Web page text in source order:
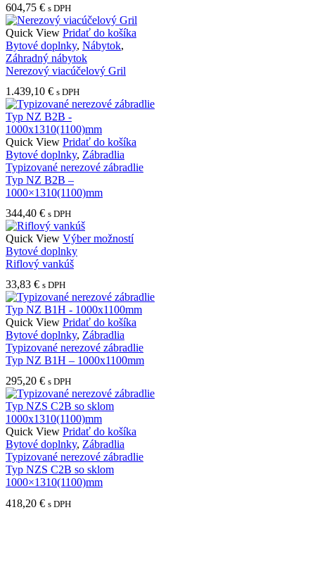
604,75 € s DPH
Quick View Pridať do košíka
Bytové doplnky, Nábytok,
Záhradný nábytok
Nerezový viacúčelový Gril
1.439,10 € s DPH
Quick View Pridať do košíka
Bytové doplnky, Zábradlia
Typizované nerezové zábradlie
Typ NZ B2B –
1000×1310(1100)mm
344,40 € s DPH
Quick View Výber možnostíTento
Možnosti
si
môžete
na
stránke
Bytové doplnky
Riflový vankúš
33,83 € s DPH
Quick View Pridať do košíka
Bytové doplnky, Zábradlia
Typizované nerezové zábradlie
Typ NZ B1H – 1000x1100mm
295,20 € s DPH
Quick View Pridať do košíka
Bytové doplnky, Zábradlia
Typizované nerezové zábradlie
Typ NZS C2B so sklom
1000×1310(1100)mm
418,20 € s DPH